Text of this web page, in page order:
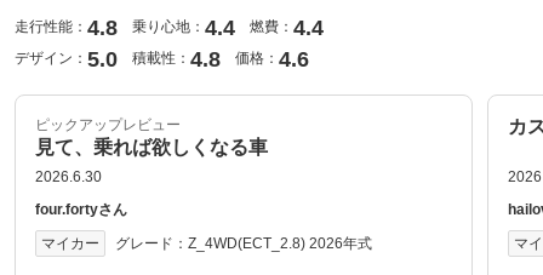
走行性能： 4.8 乗り心地： 4.4 燃費： 4.4
デザイン： 5.0 積載性： 4.8 価格： 4.6
ピックアップレビュー
見て、乗れば欲しくなる車
2026.6.30
four.fortyさん
マイカー
グレード： Z_4WD(ECT_2.8) 2026年式
カ
マ